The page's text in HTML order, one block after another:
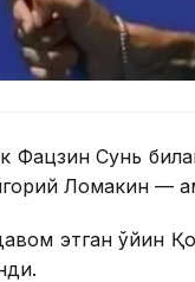
Фацзин Сунь
Ломакин —
этган ўйин